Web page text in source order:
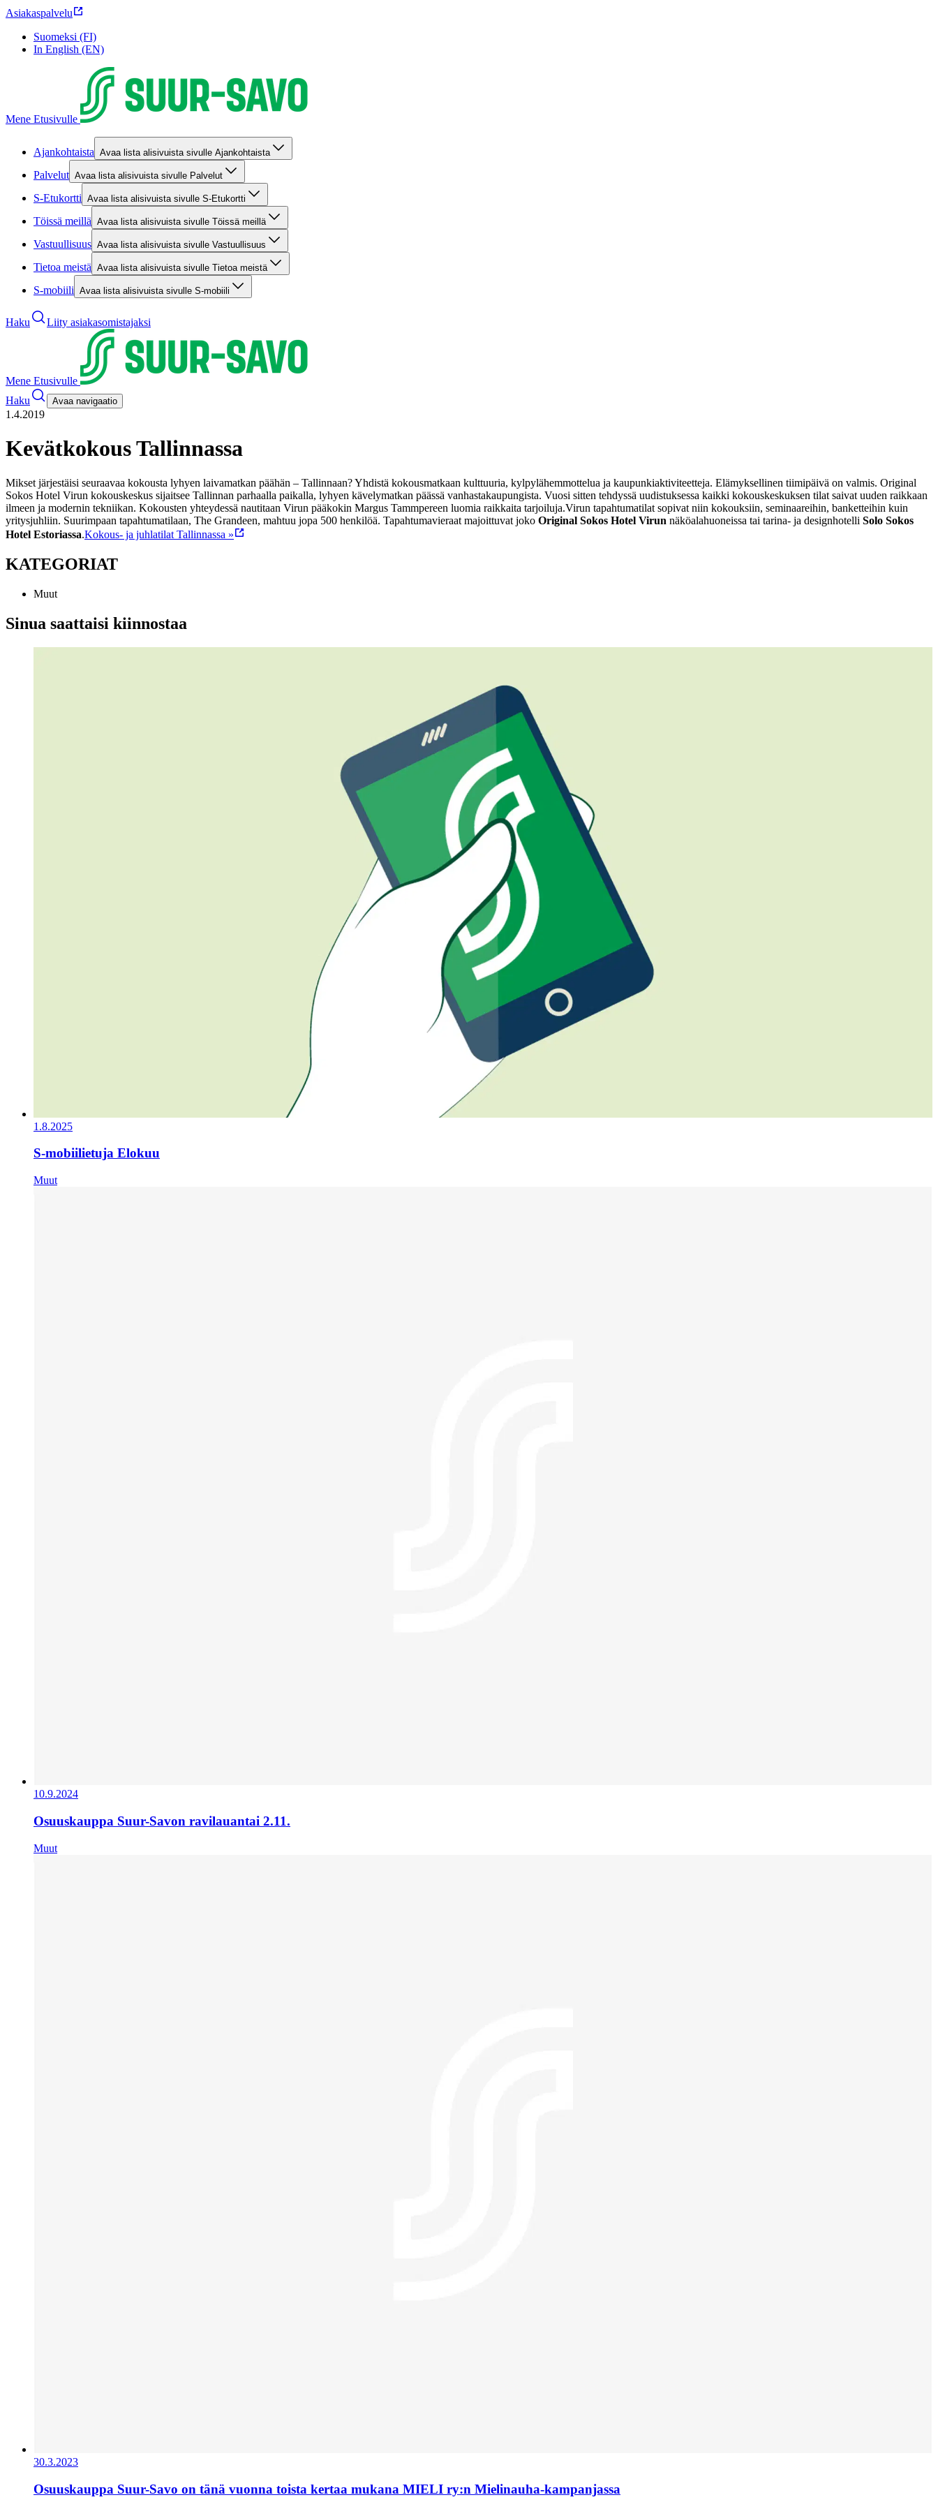
Asiakaspalvelu
Suomeksi (FI)
In English (EN)
Mene Etusivulle
Ajankohtaista Avaa lista alisivuista sivulle Ajankohtaista
Palvelut Avaa lista alisivuista sivulle Palvelut
S-Etukortti Avaa lista alisivuista sivulle S-Etukortti
Töissä meillä Avaa lista alisivuista sivulle Töissä meillä
Vastuullisuus Avaa lista alisivuista sivulle Vastuullisuus
Tietoa meistä Avaa lista alisivuista sivulle Tietoa meistä
S-mobiili Avaa lista alisivuista sivulle S-mobiili
Haku Liity asiakasomistajaksi
Mene Etusivulle
Haku
Avaa navigaatio
1.4.2019
Kevätkokous Tallinnassa
Mikset järjestäisi seuraavaa kokousta lyhyen laivamatkan päähän – Tallinnaan? Yhdistä kokousmatkaan kulttuuria, kylpylähemmottelua ja kaupunkiaktiviteetteja. Elämyksellinen tiimipäivä on valmis. Original
Sokos Hotel Virun kokouskeskus sijaitsee Tallinnan parhaalla paikalla, lyhyen kävelymatkan päässä vanhastakaupungista. Vuosi sitten tehdyssä uudistuksessa kaikki kokouskeskuksen tilat saivat uuden raikkaan
ilmeen ja modernin tekniikan. Kokousten yhteydessä nautitaan Virun pääkokin Margus Tammpereen luomia raikkaita tarjoiluja.Virun tapahtumatilat sopivat niin kokouksiin, seminaareihin, banketteihin kuin
yritysjuhliin. Suurimpaan tapahtumatilaan, The Grandeen, mahtuu jopa 500 henkilöä. Tapahtumavieraat majoittuvat joko Original Sokos Hotel Virun näköalahuoneissa tai tarina- ja designhotelli Solo Sokos
Hotel Estoriassa.Kokous- ja juhlatilat Tallinnassa »
KATEGORIAT
Muut
Sinua saattaisi kiinnostaa
1.8.2025
S-mobiilietuja Elokuu
Muut
10.9.2024
Osuuskauppa Suur-Savon ravilauantai 2.11.
Muut
30.3.2023
Osuuskauppa Suur-Savo on tänä vuonna toista kertaa mukana MIELI ry:n Mielinauha-kampanjassa